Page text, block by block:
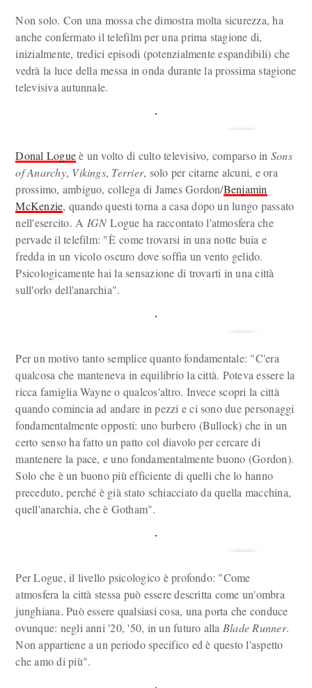
Non solo. Con una mossa che dimostra molta sicurezza, ha
anche confermato il telefilm per una prima stagione di,
inizialmente, tredici episodi (potenzialmente espandibili) che
vedrà la luce della messa in onda durante la prossima stagione
televisiva autunnale.
Donal Logueè un volto di culto televisivo, comparso in Sons
of Anarchy, Vikings, Terrier, solo per citarne alcuni, e ora
prossimo, ambiguo, collega di James Gordon/Benjamin
McKenzie, quando questi torna a casa dopo un lungo passato
nell'esercito. A IGNLogue ha raccontato l'atmosfera che
pervade il telefilm: "È come trovarsi in una notte buia e
fredda in un vicolo oscuro dove soffia un vento gelido.
Psicologicamente hai la sensazione di trovarti in una città
sull'orlo dell'anarchia".
Per un motivo tanto semplice quanto fondamentale: "C'era
qualcosa che manteneva in equilibrio la città. Poteva essere la
ricca famiglia Wayne o qualcos'altro. Invece scopri la città
quando comincia ad andare in pezzi e ci sono due personaggi
fondamentalmente opposti: uno burbero (Bullock) che in un
certo senso ha fatto un patto col diavolo per cercare di
mantenere la pace, e uno fondamentalmente buono (Gordon).
Solo che è un buono più efficiente di quelli che lo hanno
preceduto, perché è già stato schiacciato da quella macchina,
quell'anarchia, che è Gotham".
Per Logue, il livello psicologico è profondo: "Come
atmosfera la città stessa può essere descritta come un'ombra
junghiana. Può essere qualsiasi cosa, una porta che conduce
ovunque: negli anni '20, '50, in un futuro alla Blade Runner.
Non appartiene a un periodo specifico ed è questo l'aspetto
che amo di più".